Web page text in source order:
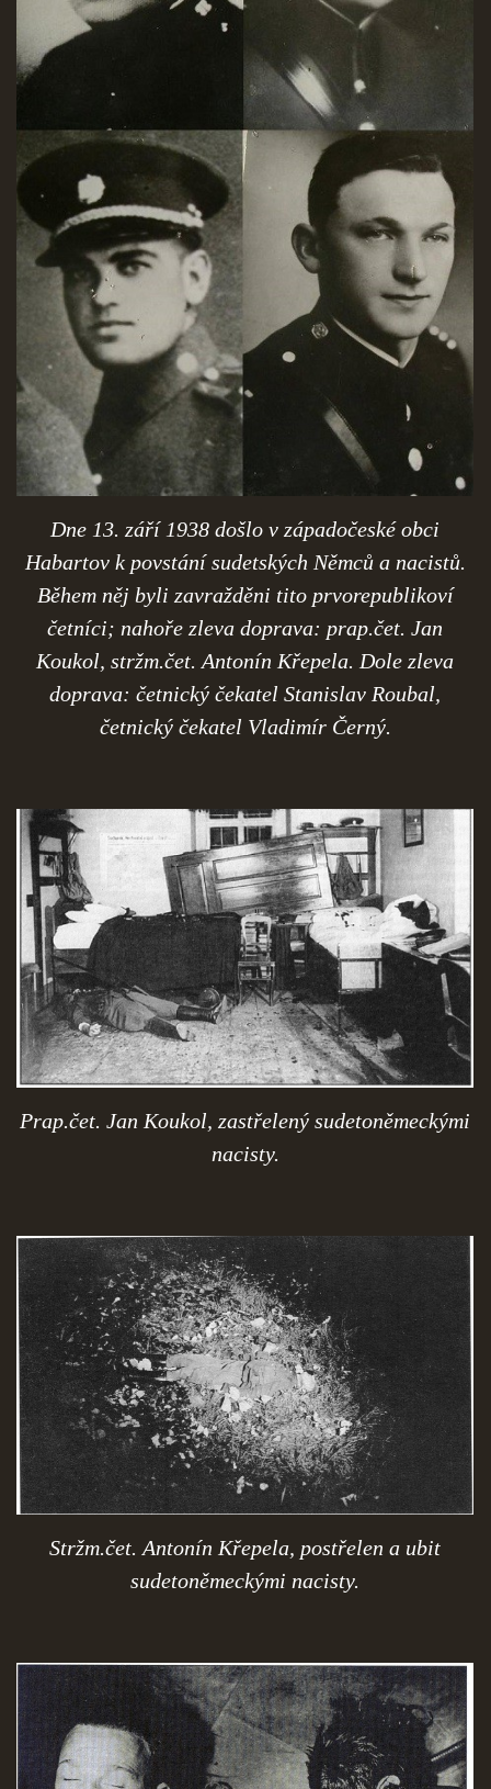
Dne 13. září 1938 došlo v západočeské obci
Habartov k povstání sudetských Němců a nacistů.
Během něj byli zavražděni tito prvorepublikoví
četníci; nahoře zleva doprava: prap.čet. Jan
Koukol, stržm.čet. Antonín Křepela. Dole zleva
doprava: četnický čekatel Stanislav Roubal,
četnický čekatel Vladimír Černý.
Prap.čet. Jan Koukol, zastřelený sudetoněmeckými
nacisty.
Stržm.čet. Antonín Křepela, postřelen a ubit
sudetoněmeckými nacisty.